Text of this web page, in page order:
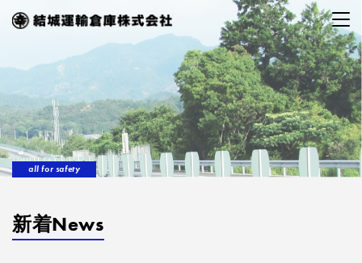
all for safety
新着News